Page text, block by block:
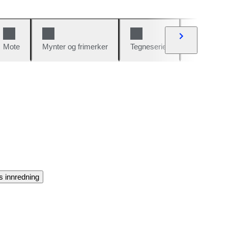
Mote Mynter og frimerker Tegneserier
innredning